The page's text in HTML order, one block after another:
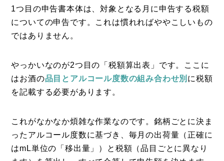
1つ目の申告書本体は、対象となる月に申告する税額
についての申告です。これは慣れればややこしいもの
ではありません。
やっかいなのが2つ目の「税額算出表」です。ここに
はお酒の品目とアルコール度数の組み合わせ別 に税額
を記載する必要があります。
これがなかなか煩雑な作業なのです。銘柄ごとに決ま
ったアルコール度数に基づき、毎月の出荷量（正確に
はmL単位の「移出量」）と税額（品目ごとに異なり